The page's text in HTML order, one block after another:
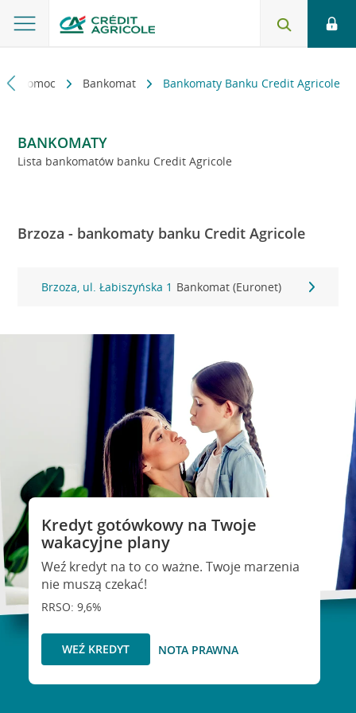
i pomoc Bankomat Bankomaty Banku Credit Agricole
BANKOMATY
Lista bankomatów banku Credit Agricole
Brzoza - bankomaty banku Credit Agricole
Brzoza, ul. Łabiszyńska 1 Bankomat (Euronet)
Kredyt gotówkowy na Twoje
wakacyjne plany
Weź kredyt na to co ważne. Twoje marzenia
nie muszą czekać!
RRSO: 9,6%
WEŹ KREDYT NOTA PRAWNA